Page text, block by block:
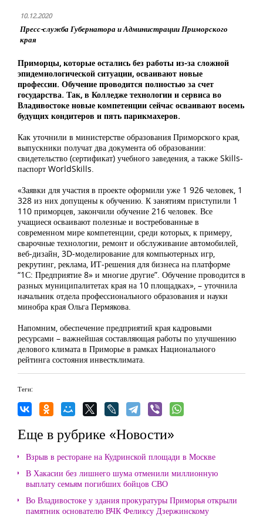
10.12.2020
Пресс-служба Губернатора и Администрации Приморского
края
Приморцы, которые остались без работы из-за сложной
эпидемиологической ситуации, осваивают новые
профессии. Обучение проводится полностью за счет
государства. Так, в Колледже технологии и сервиса во
Владивостоке новые компетенции сейчас осваивают восемь
будущих кондитеров и пять парикмахеров.
Как уточнили в министерстве образования Приморского края,
выпускники получат два документа об образовании:
свидетельство (сертификат) учебного заведения, а также Skills-
паспорт WorldSkills.
«Заявки для участия в проекте оформили уже 1 926 человек, 1
328 из них допущены к обучению. К занятиям приступили 1
110 приморцев, закончили обучение 216 человек. Все
учащиеся осваивают полезные и востребованные в
современном мире компетенции, среди которых, к примеру,
сварочные технологии, ремонт и обслуживание автомобилей,
веб-дизайн, 3D-моделирование для компьютерных игр,
рекрутинг, реклама, ИТ-решения для бизнеса на платформе
“1С: Предприятие 8» и многие другие”. Обучение проводится в
разных муниципалитетах края на 10 площадках», – уточнила
начальник отдела профессионального образования и науки
минобра края Ольга Пермякова.
Напомним, обеспечение предприятий края кадровыми
ресурсами – важнейшая составляющая работы по улучшению
делового климата в Приморье в рамках Национального
рейтинга состояния инвестклимата.
Теги:
Еще в рубрике «Новости»
Взрыв в ресторане на Кудринской площади в Москве
В Хакасии без лишнего шума отменили миллионную
выплату семьям погибших бойцов СВО
Во Владивостоке у здания прокуратуры Приморья открыли
памятник основателю ВЧК Феликсу Дзержинскому